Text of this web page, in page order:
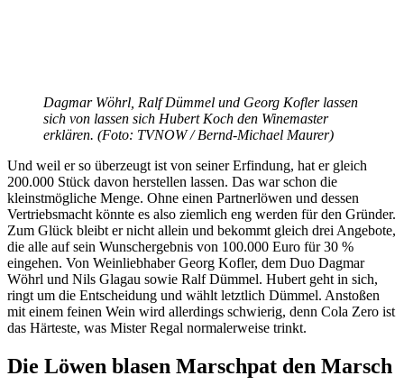
Dagmar Wöhrl, Ralf Dümmel und Georg Kofler lassen
sich von lassen sich Hubert Koch den Winemaster
erklären. (Foto: TVNOW / Bernd-Michael Maurer)
Und weil er so überzeugt ist von seiner Erfindung, hat er gleich
200.000 Stück davon herstellen lassen. Das war schon die
kleinstmögliche Menge. Ohne einen Partnerlöwen und dessen
Vertriebsmacht könnte es also ziemlich eng werden für den Gründer.
Zum Glück bleibt er nicht allein und bekommt gleich drei Angebote,
die alle auf sein Wunschergebnis von 100.000 Euro für 30 %
eingehen. Von Weinliebhaber Georg Kofler, dem Duo Dagmar
Wöhrl und Nils Glagau sowie Ralf Dümmel. Hubert geht in sich,
ringt um die Entscheidung und wählt letztlich Dümmel. Anstoßen
mit einem feinen Wein wird allerdings schwierig, denn Cola Zero ist
das Härteste, was Mister Regal normalerweise trinkt.
Die Löwen blasen Marschpat den Marsch